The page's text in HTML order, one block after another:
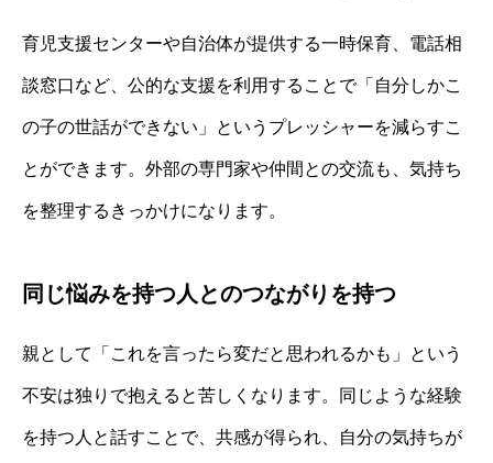
育児支援センターや自治体が提供する一時保育、電話相
談窓口など、公的な支援を利用することで「自分しかこ
の子の世話ができない」というプレッシャーを減らすこ
とができます。外部の専門家や仲間との交流も、気持ち
を整理するきっかけになります。
同じ悩みを持つ人とのつながりを持つ
親として「これを言ったら変だと思われるかも」という
不安は独りで抱えると苦しくなります。同じような経験
を持つ人と話すことで、共感が得られ、自分の気持ちが